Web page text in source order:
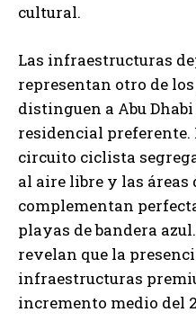
cultural.
Las infraestructuras
representan otro de
distinguen a Abu
residencial
circuito ciclista
al aire libre y las
complementan
playas de bandera
revelan que la
infraestructuras
incremento medio del